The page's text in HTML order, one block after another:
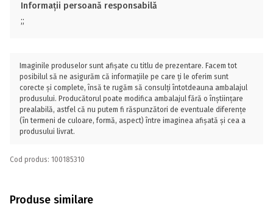
Informații persoană responsabilă
;;
Imaginile produselor sunt afișate cu titlu de prezentare. Facem tot
posibilul să ne asigurăm că informațiile pe care ți le oferim sunt
corecte și complete, însă te rugăm să consulți întotdeauna ambalajul
produsului. Producătorul poate modifica ambalajul fără o înștiințare
prealabilă, astfel că nu putem fi răspunzători de eventuale diferențe
(în termeni de culoare, formă, aspect) între imaginea afișată și cea a
produsului livrat.
Cod produs: 100185310
Produse similare